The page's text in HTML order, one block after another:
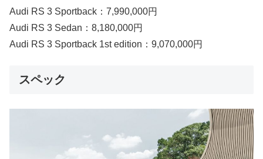
Audi RS 3 Sportback：7,990,000円
Audi RS 3 Sedan：8,180,000円
Audi RS 3 Sportback 1st edition：9,070,000円
スペック